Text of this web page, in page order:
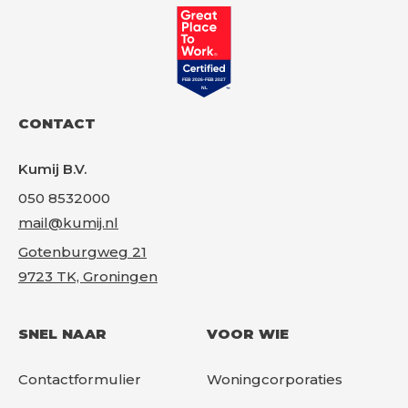
CONTACT
Kumij B.V.
050 8532000
mail@kumij.nl
Gotenburgweg 21
9723 TK, Groningen
SNEL NAAR
Contactformulier
VOOR WIE
Woningcorporaties